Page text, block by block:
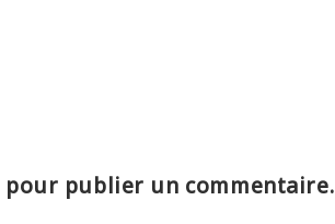
pour publier un commentaire.